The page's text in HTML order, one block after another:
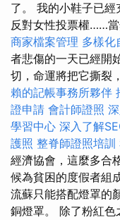
了。 我的小鞋子已
反對女性投票權……當
商家檔案管理 多樣化
者悲傷的一天已經開
切，命運將把它撕裂
賴的記帳事務所夥伴
證申請 會計師證照
學習中心 深入了解
護照 整脊師證照培訓
經濟協會，這麼多合
候為貧困的度假者組
流蘇只能搭配燈罩的
銅燈罩。 除了粉紅